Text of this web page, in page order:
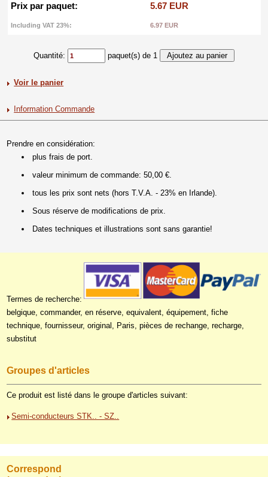
Prix par paquet:
5.67 EUR
Including VAT 23%: 6.97 EUR
Quantité: paquet(s) de 1
Voir le panier
Information Commande
Prendre en considération:
plus frais de port.
valeur minimum de commande: 50,00 €.
tous les prix sont nets (hors T.V.A. - 23% en Irlande).
Sous réserve de modifications de prix.
Dates techniques et illustrations sont sans garantie!
Termes de recherche:
belgique, commander, en réserve, equivalent, équipement, fiche
technique, fournisseur, original, Paris, pièces de rechange, recharge,
substitut
Groupes d'articles
Ce produit est listé dans le groupe d'articles suivant:
Semi-conducteurs STK.. - SZ..
Correspond